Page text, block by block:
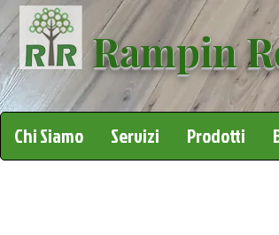
Rampin
Chi Siamo Servizi Prodotti